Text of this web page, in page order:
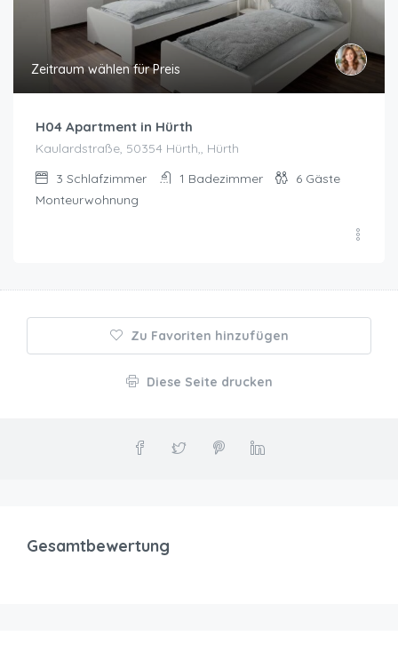
Zeitraum wählen für Preis
H04 Apartment in Hürth
Kaulardstraße, 50354 Hürth,, Hürth
3 Schlafzimmer 1 Badezimmer 6 Gäste
Monteurwohnung
Zu Favoriten hinzufügen
Diese Seite drucken
Gesamtbewertung